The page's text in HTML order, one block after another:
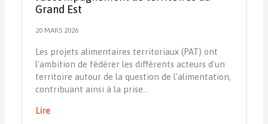
Grand Est
20 MARS 2026
Les projets alimentaires territoriaux (PAT) ont
l'ambition de fédérer les différents acteurs d'un
territoire autour de la question de l'alimentation,
contribuant ainsi à la prise…
Lire